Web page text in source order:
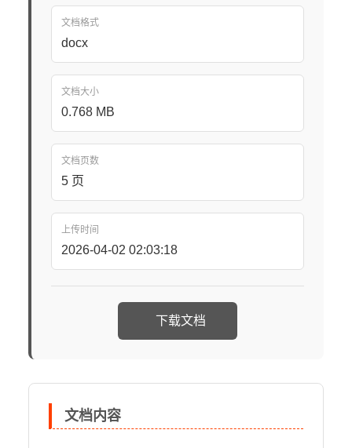
文档格式
docx
文档大小
0.768 MB
文档页数
5 页
上传时间
2026-04-02 02:03:18
下载文档
文档内容